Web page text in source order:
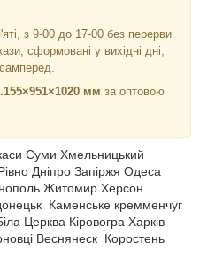
з 9-00 до 17-00 без перерви.
сформовані у вихідні дні,
мм за оптовою
Суми Хмельницький
Дніпро Запіржя Одеса
Житомир Херсон
Каменське кремменчуг
Церква Кіровогра Харків
Веснянеск Коростень